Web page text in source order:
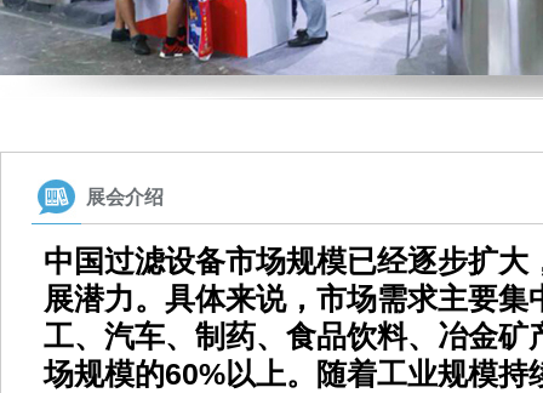
展会介绍
中国过滤设备市场规模已经逐步扩
展潜力。具体来说，市场需求主要
工、汽车、制药、食品饮料、冶金矿
场规模的60%以上。随着工业规模持